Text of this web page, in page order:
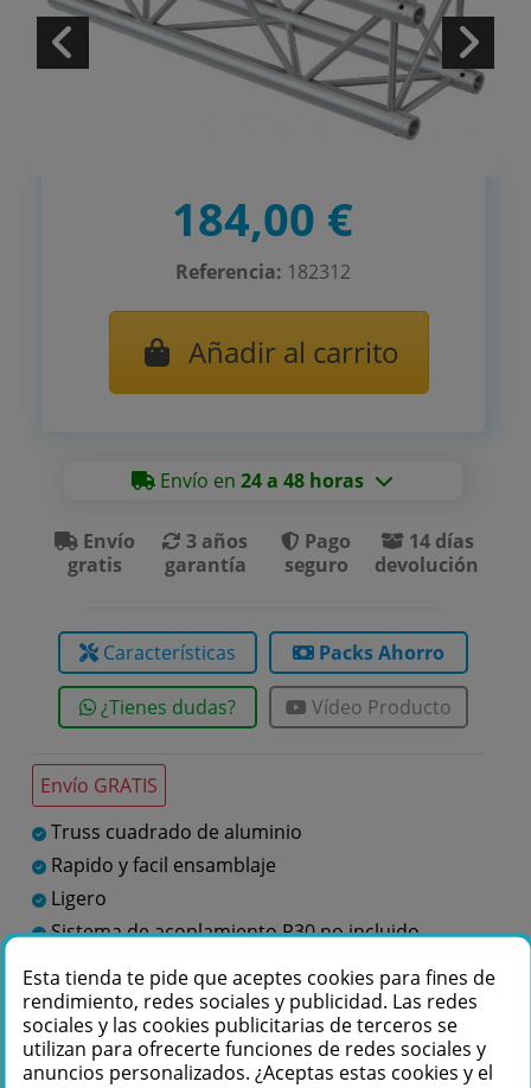
Envío GRATIS
Truss cuadrado de aluminio
Rapido y facil ensamblaje
Ligero
Sistema de acoplamiento P30 no incluido
Fabricado en Europa
Te podemos ayudar
184,00 €
Referencia: 182312
Añadir al carrito
Envío en24 a 48 horas
Envío
gratis
3 años
garantía
Pago
seguro
14 días
devolución
Características Packs Ahorro
¿Tienes dudas? Vídeo Producto
Esta tienda te pide que aceptes cookies para fines de
rendimiento, redes sociales y publicidad. Las redes
sociales y las cookies publicitarias de terceros se
utilizan para ofrecerte funciones de redes sociales y
anuncios personalizados. ¿Aceptas estas cookies y el